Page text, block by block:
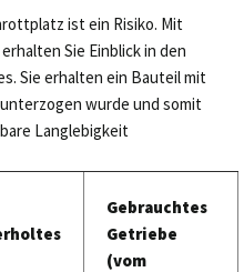
ist ein Risiko. Mit
Sie Einblick in den
Sie erhalten ein Bauteil mit
wurde und somit
Langlebigkeit
Gebrauchtes
Getriebe
(vom